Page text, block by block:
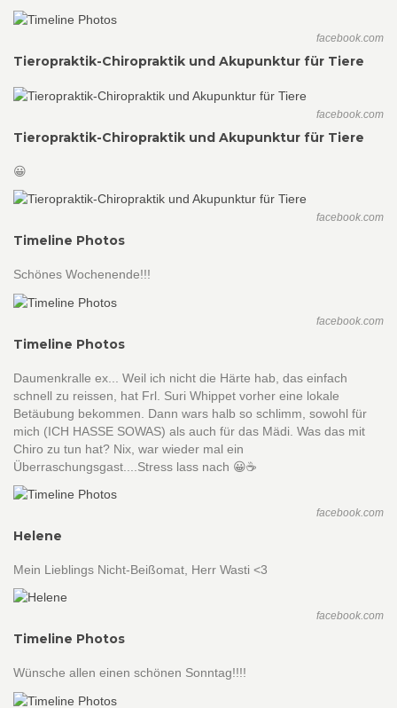
facebook.com
Tieropraktik-Chiropraktik und Akupunktur für Tiere
facebook.com
Tieropraktik-Chiropraktik und Akupunktur für Tiere
😀
facebook.com
Timeline Photos
Schönes Wochenende!!!
facebook.com
Timeline Photos
Daumenkralle ex... Weil ich nicht die Härte hab, das einfach
schnell zu reissen, hat Frl. Suri Whippet vorher eine lokale
Betäubung bekommen. Dann wars halb so schlimm, sowohl für
mich (ICH HASSE SOWAS) als auch für das Mädi. Was das mit
Chiro zu tun hat? Nix, war wieder mal ein
Überraschungsgast....Stress lass nach 😀☕️
facebook.com
Helene
Mein Lieblings Nicht-Beißomat, Herr Wasti <3
facebook.com
Timeline Photos
Wünsche allen einen schönen Sonntag!!!!